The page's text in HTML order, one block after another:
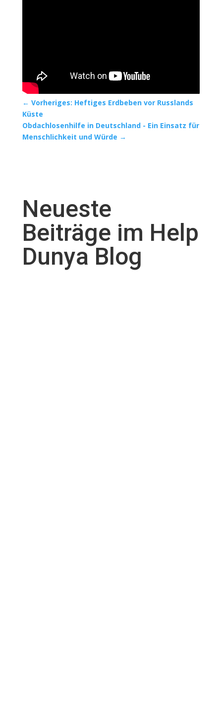
← Vorheriges: Heftiges Erdbeben vor Russlands
Küste
Obdachlosenhilfe in Deutschland - Ein Einsatz für
Menschlichkeit und Würde →
Neueste
Beiträge im Help
Dunya Blog